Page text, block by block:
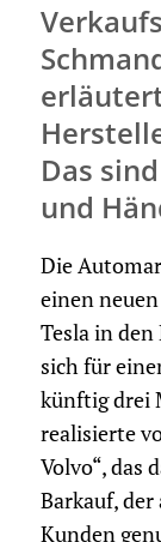
Das
und
Die
einen
Tesla in
sich für
künftig drei
realisierte
Volvo“, das
Barkauf,
Kunden